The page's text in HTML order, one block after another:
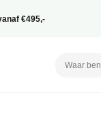
€495,-